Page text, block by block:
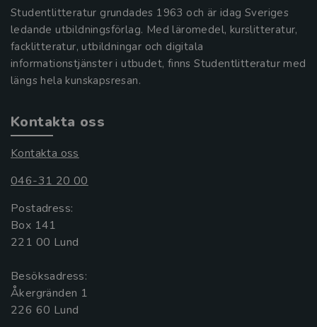
Studentlitteratur grundades 1963 och är idag Sveriges
ledande utbildningsförlag. Med läromedel, kurslitteratur,
facklitteratur, utbildningar och digitala
informationstjänster i utbudet, finns Studentlitteratur med
längs hela kunskapsresan.
Kontakta oss
Kontakta oss
046-31 20 00
Postadress:
Box 141
221 00 Lund
Besöksadress:
Åkergränden 1